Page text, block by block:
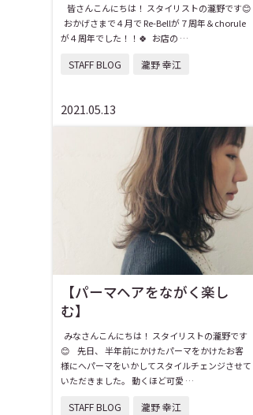
皆さんこんにちは！ スタイリストの瀧野です😊
おかげさまで４月で Re-Bellが７周年＆chorule
が４周年でした！！🍀 お店の …
STAFF BLOG 瀧野 幸江
2021.05.13
【パーマヘアをながく楽し
む】
みなさんこんにちは！ スタイリストの瀧野です
😊 先日、 半年前にかけたパーマをかけたお客
様にへパーマをいかしてスタイルチェンジさせて
いただきました。 動くほど可愛 …
STAFF BLOG 瀧野 幸江